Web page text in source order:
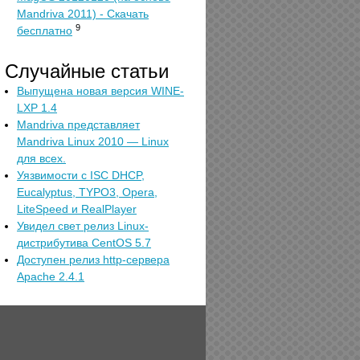
Mandriva 2011) - Скачать
бесплатно 9
Случайные статьи
Выпущена новая версия WINE-
LXP 1.4
Mandriva представляет
Mandriva Linux 2010 — Linux
для всех.
Уязвимости с ISC DHCP,
Eucalyptus, TYPO3, Opera,
LiteSpeed и RealPlayer
Увидел свет релиз Linux-
дистрибутива CentOS 5.7
Доступен релиз http-сервера
Apache 2.4.1